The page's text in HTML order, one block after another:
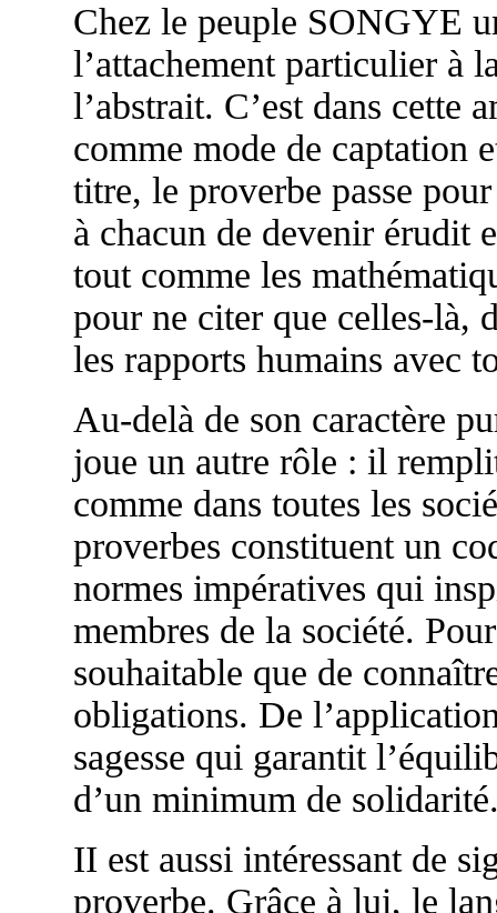
Chez le peuple SONGYE
l’attachement particulier à
l’abstrait. C’est dans cette
comme mode de captation
titre, le proverbe passe
à chacun de devenir érudit
tout comme les
pour ne citer que celles-là,
les rapports humains avec
Au-delà de son caractère
joue un autre rôle : il
comme dans toutes les
proverbes constituent un
normes impératives qui
membres de la société.
souhaitable que de
obligations. De
sagesse qui garantit
d’un minimum de
II est aussi intéressant de
proverbe. Grâce à lui, le